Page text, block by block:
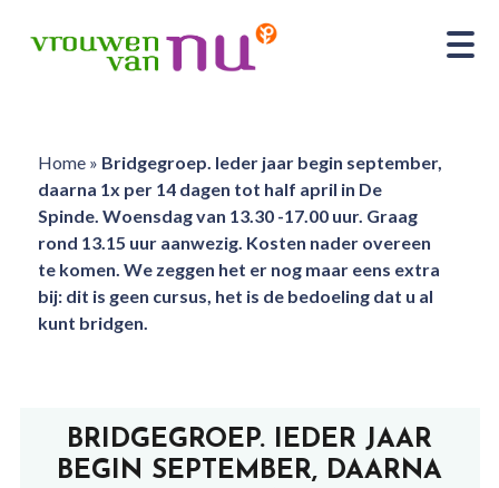
Home» Bridgegroep. Ieder jaar begin september,
daarna 1x per 14 dagen tot half april in De
Spinde. Woensdag van 13.30 -17.00 uur. Graag
rond 13.15 uur aanwezig. Kosten nader overeen
te komen. We zeggen het er nog maar eens extra
bij: dit is geen cursus, het is de bedoeling dat u al
kunt bridgen.
BRIDGEGROEP. IEDER JAAR
BEGIN SEPTEMBER, DAARNA